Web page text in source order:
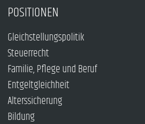
POSITIONEN
Gleichstellungspolitik
Steuerrecht
Familie, Pflege und Beruf
Entgeltgleichheit
Alterssicherung
Bildung